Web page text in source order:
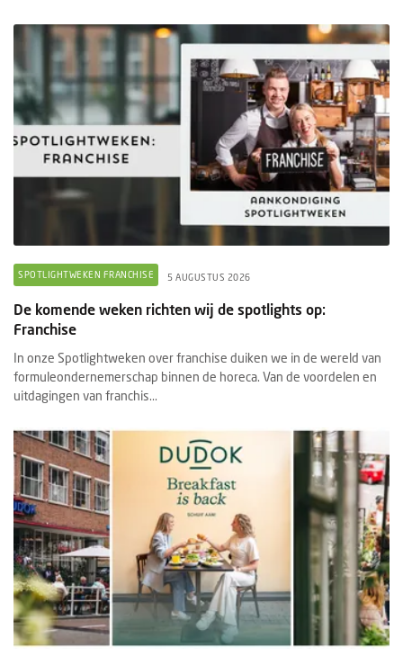
SPOTLIGHTWEKEN FRANCHISE 5 AUGUSTUS 2026
De komende weken richten wij de spotlights op:
Franchise
In onze Spotlightweken over franchise duiken we in de wereld van
formuleondernemerschap binnen de horeca. Van de voordelen en
uitdagingen van franchis...